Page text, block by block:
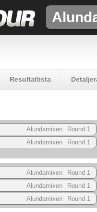
Resultatlista
Round 1
Alundamixen
2024
Round 1
Alundamixen
Round 1
Alundamixen
2024
Round 1
Alundamixen
2024
Round 1
Alundamixen
2024